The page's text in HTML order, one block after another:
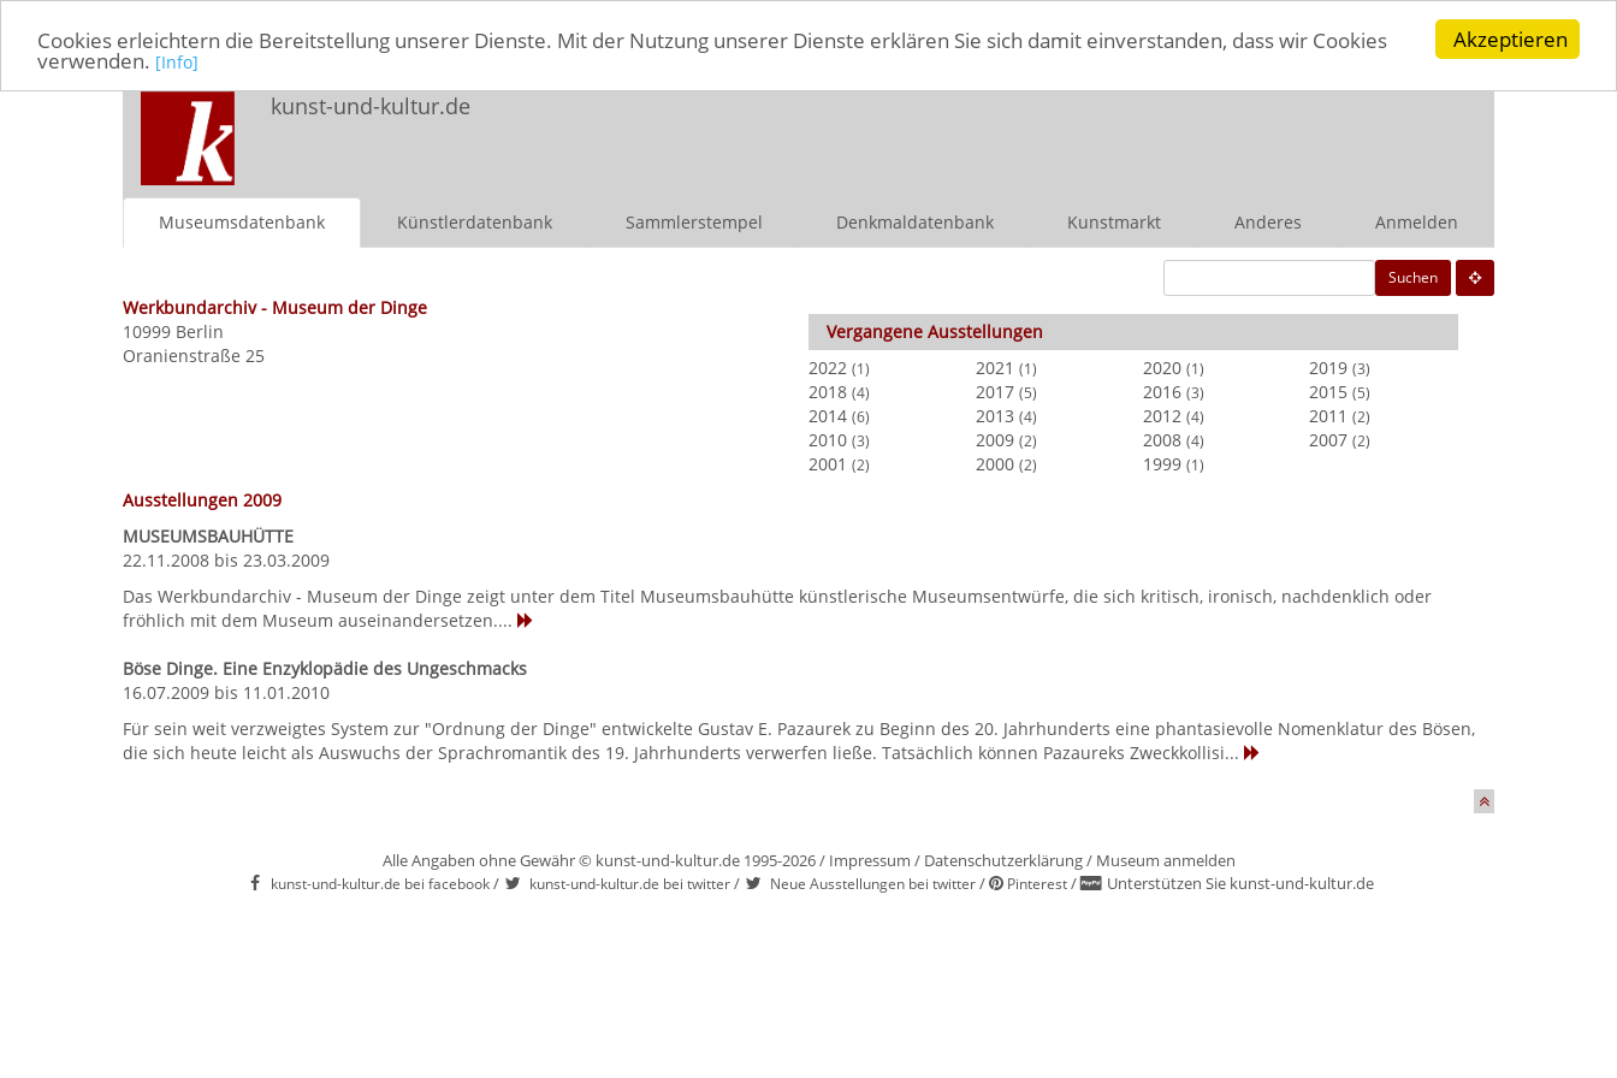
Akzeptieren
Cookies erleichtern die Bereitstellung unserer Dienste. Mit der Nutzung unserer Dienste erklären Sie sich damit einverstanden, dass wir Cookies
verwenden. [Info]
kunst-und-kultur.de
Museumsdatenbank Künstlerdatenbank Sammlerstempel Denkmaldatenbank Kunstmarkt Anderes Anmelden
Suchen
Werkbundarchiv - Museum der Dinge
10999 Berlin
Oranienstraße 25
Vergangene Ausstellungen
2022 (1) 2021 (1) 2020 (1) 2019 (3)
2018 (4) 2017 (5) 2016 (3) 2015 (5)
2014 (6) 2013 (4) 2012 (4) 2011 (2)
2010 (3) 2009 (2) 2008 (4) 2007 (2)
2001 (2) 2000 (2) 1999 (1)
Ausstellungen 2009
MUSEUMSBAUHÜTTE
22.11.2008 bis 23.03.2009
Das Werkbundarchiv - Museum der Dinge zeigt unter dem Titel Museumsbauhütte künstlerische Museumsentwürfe, die sich kritisch, ironisch, nachdenklich oder
fröhlich mit dem Museum auseinandersetzen....
Böse Dinge. Eine Enzyklopädie des Ungeschmacks
16.07.2009 bis 11.01.2010
Für sein weit verzweigtes System zur "Ordnung der Dinge" entwickelte Gustav E. Pazaurek zu Beginn des 20. Jahrhunderts eine phantasievolle Nomenklatur des Bösen,
die sich heute leicht als Auswuchs der Sprachromantik des 19. Jahrhunderts verwerfen ließe. Tatsächlich können Pazaureks Zweckkollisi...
Alle Angaben ohne Gewähr © kunst-und-kultur.de 1995-2026 / Impressum / Datenschutzerklärung/ Museum anmelden
kunst-und-kultur.de bei facebook/ kunst-und-kultur.de bei twitter/ Neue Ausstellungen bei twitter/ Pinterest/ Unterstützen Sie kunst-und-kultur.de